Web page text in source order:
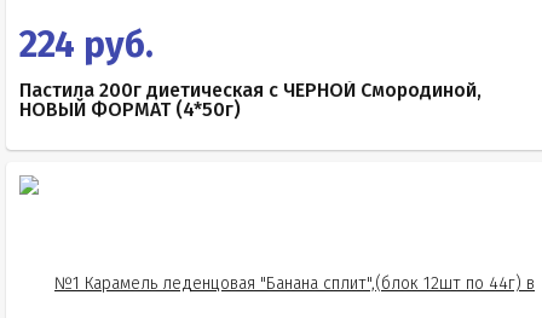
224 руб.
Пастила 200г диетическая с ЧЁРНОЙ Смородиной,
НОВЫЙ ФОРМАТ (4*50г)